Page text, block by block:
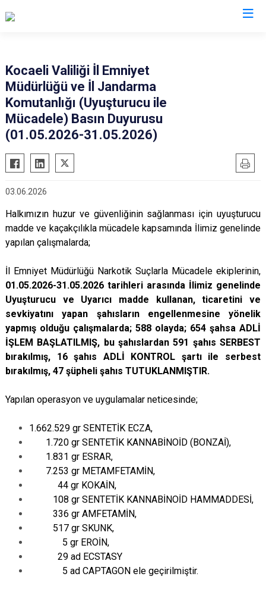
Kocaeli Valiliği İl Emniyet
Müdürlüğü ve İl Jandarma
Komutanlığı (Uyuşturucu ile
Mücadele) Basın Duyurusu
(01.05.2026-31.05.2026)
03.06.2026
Halkımızın huzur ve güvenliğinin sağlanması için uyuşturucu
madde ve kaçakçılıkla mücadele kapsamında İlimiz genelinde
yapılan çalışmalarda;
İl Emniyet Müdürlüğü Narkotik Suçlarla Mücadele ekiplerinin,
01.05.2026-31.05.2026 tarihleri arasında İlimiz genelinde
Uyuşturucu ve Uyarıcı madde kullanan, ticaretini ve
sevkiyatını yapan şahısların engellenmesine yönelik
yapmış olduğu çalışmalarda; 588 olayda; 654 şahsa ADLİ
İŞLEM BAŞLATILMIŞ, bu şahıslardan 591 şahıs SERBEST
bırakılmış, 16 şahıs ADLİ KONTROL şartı ile serbest
bırakılmış, 47 şüpheli şahıs TUTUKLANMIŞTIR.
Yapılan operasyon ve uygulamalar neticesinde;
1.662.529 gr SENTETİK ECZA,
1.720 gr SENTETİK KANNABİNOİD (BONZAİ),
1.831 gr ESRAR,
7.253 gr METAMFETAMİN,
44 gr KOKAİN,
108 gr SENTETİK KANNABİNOİD HAMMADDESİ,
336 gr AMFETAMİN,
517 gr SKUNK,
5 gr EROİN,
29 ad ECSTASY
5 ad CAPTAGON ele geçirilmiştir.